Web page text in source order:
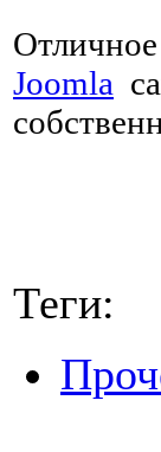
Joomla
Теги: